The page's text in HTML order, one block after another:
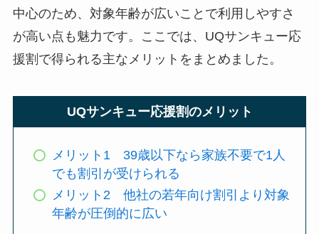
中心のため、対象年齢が広いことで利用しやすさ
が高い点も魅力です。ここでは、UQサンキュー応
援割で得られる主なメリットをまとめました。
UQサンキュー応援割のメリット
メリット1 39歳以下なら家族不要で1人
でも割引が受けられる
メリット2 他社の若年向け割引より対象
年齢が圧倒的に広い